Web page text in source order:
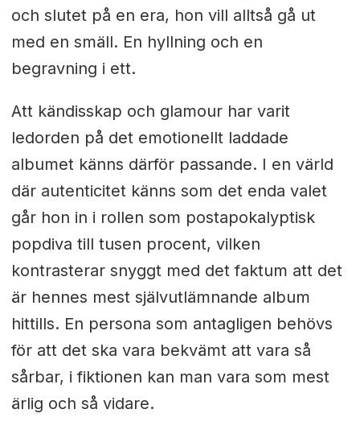
och slutet på en era, hon vill alltså gå ut
med en smäll. En hyllning och en
begravning i ett.
Att kändisskap och glamour har varit
ledorden på det emotionellt laddade
albumet känns därför passande. I en värld
där autenticitet känns som det enda valet
går hon in i rollen som postapokalyptisk
popdiva till tusen procent, vilken
kontrasterar snyggt med det faktum att det
är hennes mest självutlämnande album
hittills. En persona som antagligen behövs
för att det ska vara bekvämt att vara så
sårbar, i fiktionen kan man vara som mest
ärlig och så vidare.